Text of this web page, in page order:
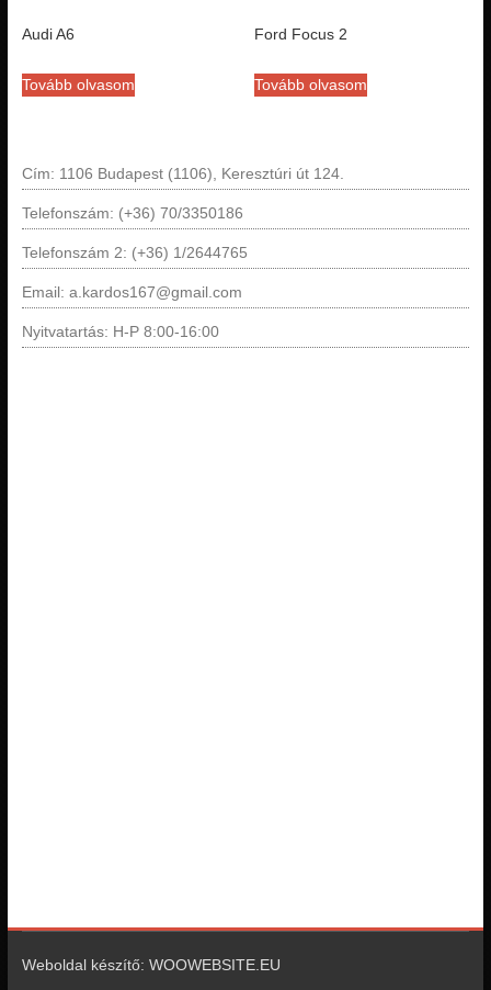
Audi A6
Tovább olvasom
Ford Focus 2
Tovább olvasom
Cím: 1106 Budapest (1106), Keresztúri út 124.
Telefonszám: (+36) 70/3350186
Telefonszám 2: (+36) 1/2644765
Email: a.kardos167@gmail.com
Nyitvatartás: H-P 8:00-16:00
Weboldal készítő: WOOWEBSITE.EU